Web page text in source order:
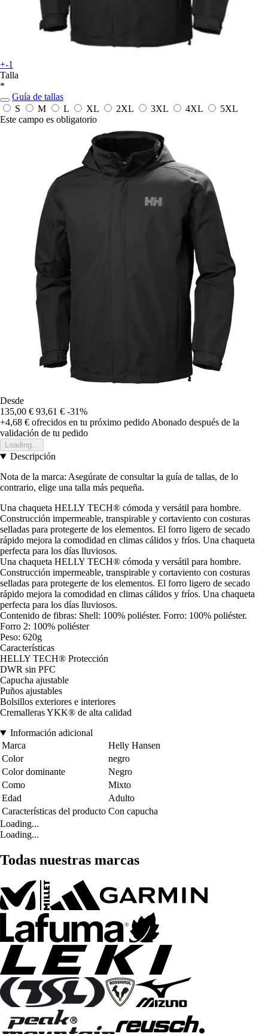
+-1
Talla
*
Guía de tallas
S
M L XL 2XL 3XL 4XL
5XL
Este campo es obligatorio
Desde
135,00 € 93,61 € -31%
+4,68 € ofrecidos en tu próximo pedidoAbonado después de la
validación de tu pedido
Loading...
Descripción
Nota de la marca: Asegúrate de consultar la guía de tallas, de lo
contrario, elige una talla más pequeña.
Una chaqueta HELLY TECH® cómoda y versátil para hombre.
Construcción impermeable, transpirable y cortaviento con costuras
selladas para protegerte de los elementos. El forro ligero de secado
rápido mejora la comodidad en climas cálidos y fríos. Una chaqueta
perfecta para los días lluviosos.
Una chaqueta HELLY TECH® cómoda y versátil para hombre.
Construcción impermeable, transpirable y cortaviento con costuras
selladas para protegerte de los elementos. El forro ligero de secado
rápido mejora la comodidad en climas cálidos y fríos. Una chaqueta
perfecta para los días lluviosos.
Contenido de fibras: Shell: 100% poliéster. Forro: 100% poliéster.
Forro 2: 100% poliéster
Peso: 620g
Características
HELLY TECH® Protección
DWR sin PFC
Capucha ajustable
Puños ajustables
Bolsillos exteriores e interiores
Cremalleras YKK® de alta calidad
Información adicional
Marca
Helly Hansen
Color
negro
Color dominante
Negro
Como
Mixto
Edad
Adulto
Características del producto Con capucha
Loading...
Loading...
Todas nuestras marcas